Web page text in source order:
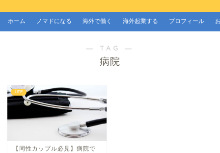
ホーム ノマドになる 海外で働く 海外起業する プロフィール
― TAG ―
病院
LIFE
【同性カップル必見】病院で